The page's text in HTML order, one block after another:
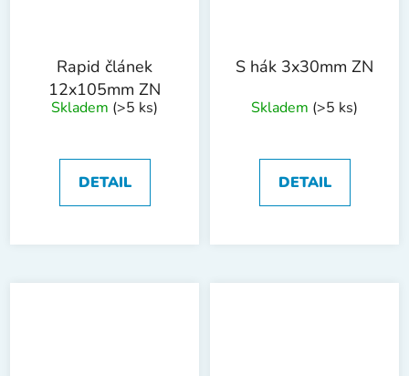
Rapid článek
12x105mm ZN
Skladem (>5 ks)
DETAIL
S hák 3x30mm ZN
Skladem (>5 ks)
DETAIL